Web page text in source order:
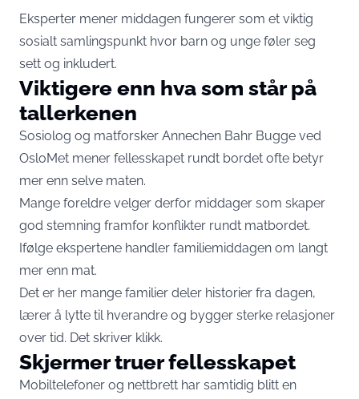
Eksperter mener middagen fungerer som et viktig
sosialt samlingspunkt hvor barn og unge føler seg
sett og inkludert.
Viktigere enn hva som står på
tallerkenen
Sosiolog og matforsker Annechen Bahr Bugge ved
OsloMet mener fellesskapet rundt bordet ofte betyr
mer enn selve maten.
Mange foreldre velger derfor middager som skaper
god stemning framfor konflikter rundt matbordet.
Ifølge ekspertene handler familiemiddagen om langt
mer enn mat.
Det er her mange familier deler historier fra dagen,
lærer å lytte til hverandre og bygger sterke relasjoner
over tid. Det skriver klikk.
Skjermer truer fellesskapet
Mobiltelefoner og nettbrett har samtidig blitt en